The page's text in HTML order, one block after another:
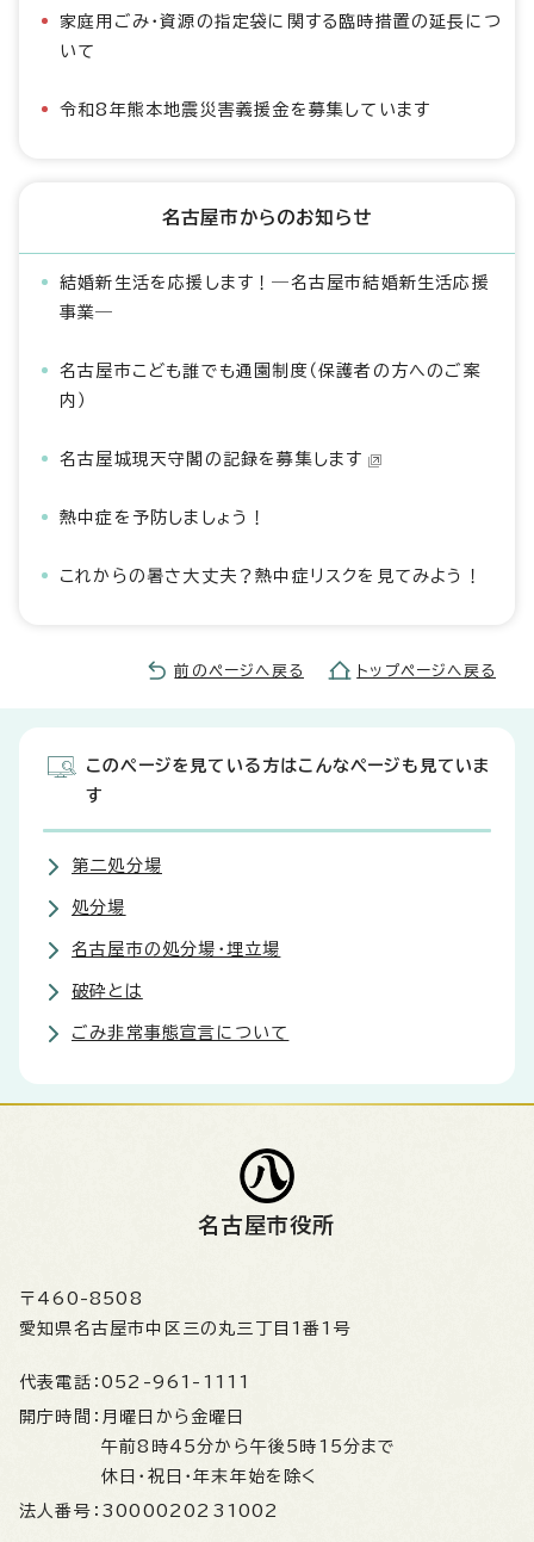
家庭用ごみ・資源の指定袋に関する臨時措置の延長につ
いて
令和8年熊本地震災害義援金を募集しています
名古屋市からのお知らせ
結婚新生活を応援します！―名古屋市結婚新生活応援
事業―
名古屋市こども誰でも通園制度（保護者の方へのご案
内）
名古屋城現天守閣の記録を募集します
熱中症を予防しましょう！
これからの暑さ大丈夫？熱中症リスクを見てみよう！
前のページへ戻る トップページへ戻る
このページを見ている方はこんなページも見ていま
す
第二処分場
処分場
名古屋市の処分場・埋立場
破砕とは
ごみ非常事態宣言について
名古屋市役所
〒460-8508
愛知県名古屋市中区三の丸三丁目1番1号
代表電話： 052-961-1111
開庁時間： 月曜日から金曜日
午前8時45分から午後5時15分まで
休日・祝日・年末年始を除く
法人番号： 3000020231002